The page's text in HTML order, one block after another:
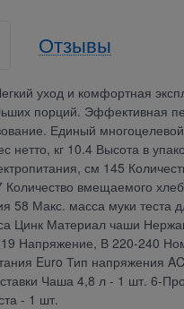
Отзывы
уход и комфортная
порций. Эффективная
Единый
нетто, кг 10.4 Высота в
см 145
Количество вмещаемого
58 Макс. масса муки теста
Цинк Материал чаши
Напряжение, В 220-240
Euro Тип напряжения
Чаша 4,8 л - 1 шт. 6-
- 1 шт.